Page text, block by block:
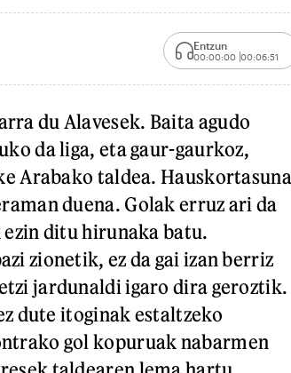
Entzun
00:00:00 00:06:51
du Alavesek. Baita agudo
da liga, eta gaur-gaurkoz,
Arabako taldea. Hauskortasuna
duena. Golak erruz ari da
ditu hirunaka batu.
zionetik, ez da gai izan berriz
jardunaldi igaro dira geroztik.
dute itoginak estaltzeko
gol kopuruak nabarmen